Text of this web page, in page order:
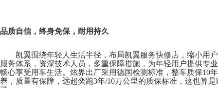
品质自信，终身免保，耐用持久
凯翼围绕年轻人生活半径，布局凯翼服务快修店，缩小用
服务体系，资深技术人员，多重保障措施，为年轻用户提供专
畅心享受用车生活。炫界出厂采用德国检测标准，整车质保10
养，质量有保障，远超奕跑3年/10万公里的质保标准，这也算